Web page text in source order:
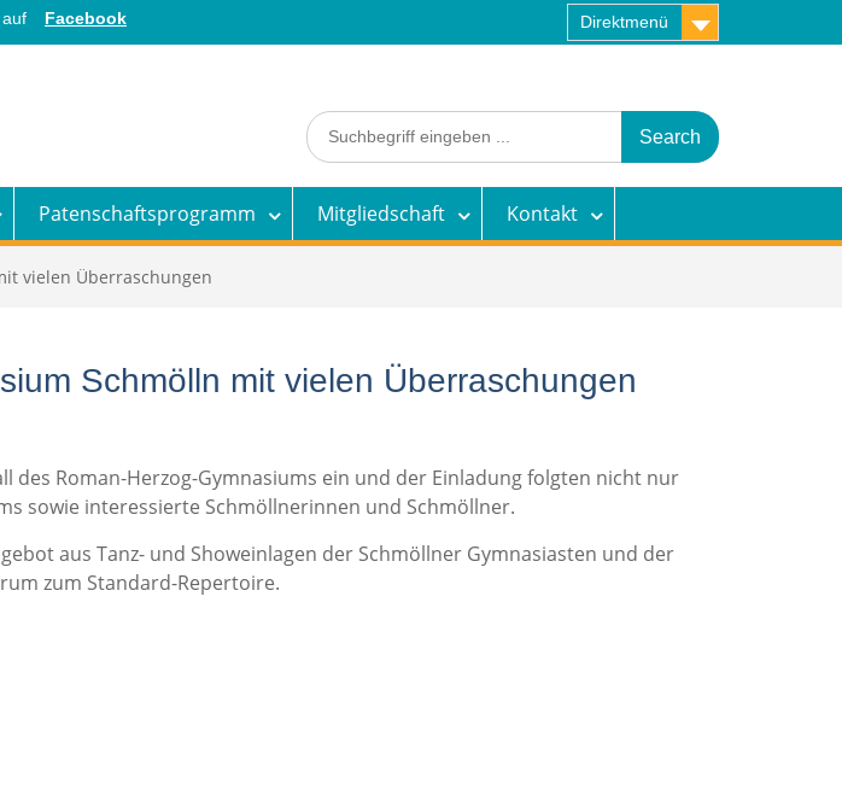
Facebook Direktmenü
Search
for:
Patenschaftsprogramm Mitgliedschaft Kontakt
vielen Überraschungen
Schmölln mit vielen Überraschungen
Roman-Herzog-Gymnasiums ein und der Einladung folgten nicht nur
sowie interessierte Schmöllnerinnen und Schmöllner.
aus Tanz- und Showeinlagen der Schmöllner Gymnasiasten und der
zum Standard-Repertoire.